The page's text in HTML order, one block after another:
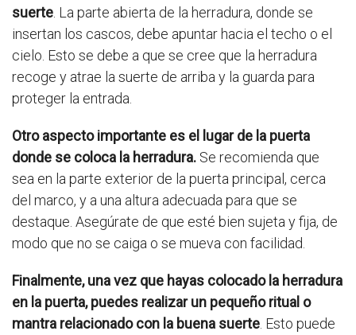
suerte . La parte abierta de la herradura, donde se
insertan los cascos, debe apuntar hacia el techo o el
cielo. Esto se debe a que se cree que la herradura
recoge y atrae la suerte de arriba y la guarda para
proteger la entrada.
Otro aspecto importante es el lugar de la puerta
donde se coloca la herradura. Se recomienda que
sea en la parte exterior de la puerta principal, cerca
del marco, y a una altura adecuada para que se
destaque. Asegúrate de que esté bien sujeta y fija, de
modo que no se caiga o se mueva con facilidad.
Finalmente, una vez que hayas colocado la herradura
en la puerta, puedes realizar un pequeño ritual o
mantra relacionado con la buena suerte . Esto puede